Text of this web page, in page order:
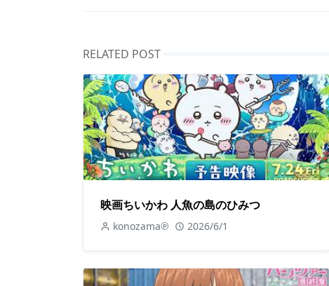
RELATED POST
映画ちいかわ 人魚の島のひみつ
konozama℗ 2026/6/1